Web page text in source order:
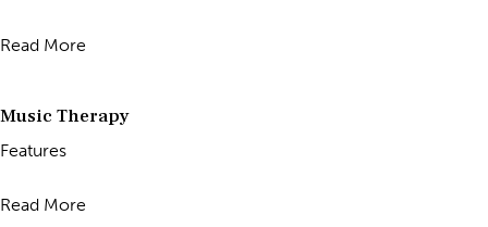
Read More
Music Therapy
Features
Read More